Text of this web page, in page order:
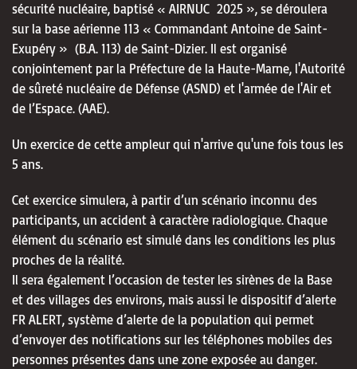
sécurité nucléaire, baptisé « AIRNUC 2025 », se déroulera
sur la base aérienne 113 « Commandant Antoine de Saint-
Exupéry » (B.A. 113) de Saint-Dizier. Il est organisé
conjointement par la Préfecture de la Haute-Marne, l'Autorité
de sûreté nucléaire de Défense (ASND) et l'armée de l'Air et
de l’Espace. (AAE).
Un exercice de cette ampleur qui n'arrive qu'une fois tous les
5 ans.
Cet exercice simulera, à partir d’un scénario inconnu des
participants, un accident à caractère radiologique. Chaque
élément du scénario est simulé dans les conditions les plus
proches de la réalité.
Il sera également l’occasion de tester les sirènes de la Base
et des villages des environs, mais aussi le dispositif d’alerte
FR ALERT, système d’alerte de la population qui permet
d’envoyer des notifications sur les téléphones mobiles des
personnes présentes dans une zone exposée au danger.